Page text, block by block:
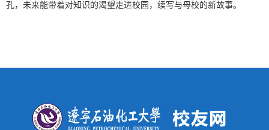
孔，未来能带着对知识的渴望走进校园，续写与母校的新故事。